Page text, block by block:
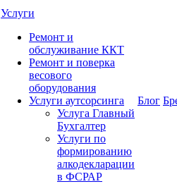
Услуги
Ремонт и
обслуживание ККТ
Ремонт и поверка
весового
оборудования
Услуги аутсорсинга
Услуга Главный
Бухгалтер
Услуги по
формированию
алкодекларации
в ФСРАР
Блог